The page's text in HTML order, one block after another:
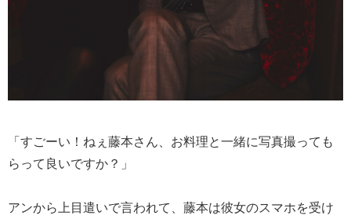
「すごーい！ねぇ藤本さん、お料理と一緒に写真撮っても
らって良いですか？」
アンから上目遣いで言われて、藤本は彼女のスマホを受け